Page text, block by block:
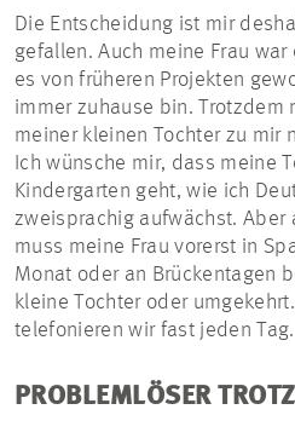
Die Entscheidung ist mir
gefallen. Auch meine Frau
es von früheren Projekten
immer zuhause bin. Trotzdem
meiner kleinen Tochter zu mir
Ich wünsche mir, dass meine
Kindergarten geht, wie ich
zweisprachig aufwächst. Aber
muss meine Frau vorerst in
Monat oder an Brückentagen
kleine Tochter oder
telefonieren wir fast jeden Tag.
PROBLEMLÖSER